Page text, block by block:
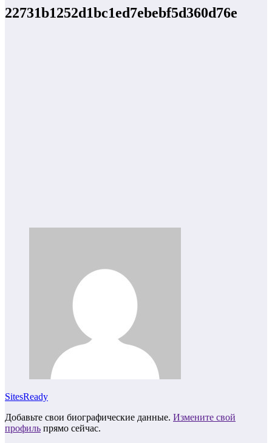
22731b1252d1bc1ed7ebebf5d360d76e
SitesReady
Добавьте свои биографические данные. Измените свой
профиль прямо сейчас.